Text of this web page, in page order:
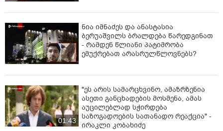
ნია იმნაძეს და ანასტასია
ბერუაშვილს ბრალდება წარედგინათ
- რამდენ წლიანი პატიმრობა
ემუქრებათ არასრულწლოვნებს?
01:43
"ეს არის სამარცხვინო, ამაზრზენია
ასეთი განცხადების მოსმენა, ამას
აუცილებლად სჭირდება
საზოგადოების სათანადო რეაქცია" -
ირაკლი კობახიძე